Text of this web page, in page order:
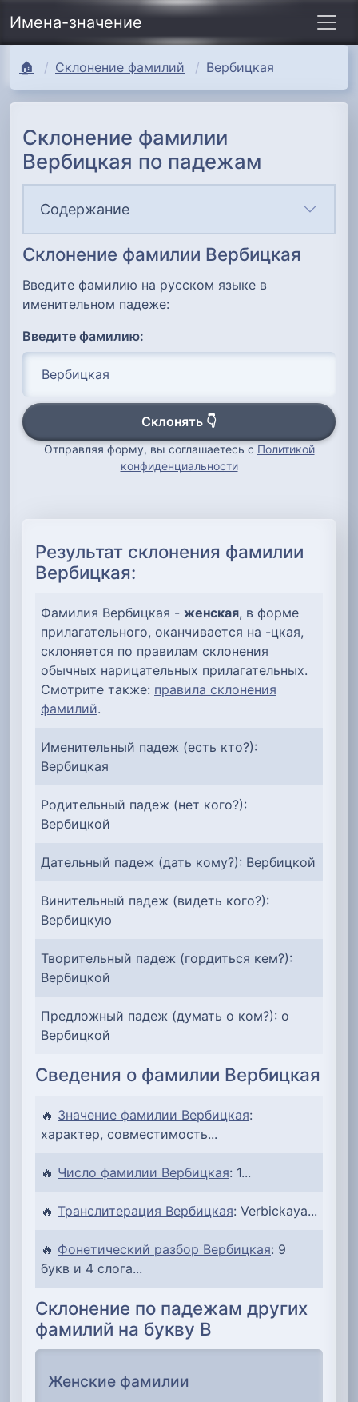
Имена-значение
🏠 Склонение фамилий Вербицкая
Склонение фамилии
Вербицкая по падежам
Содержание
Склонение фамилии Вербицкая
Введите фамилию на русском языке в
именительном падеже:
Введите фамилию:
Склонять 👇
Отправляя форму, вы соглашаетесь с Политикой
конфиденциальности
Результат склонения фамилии
Вербицкая:
Фамилия Вербицкая - женская, в форме
прилагательного, оканчивается на -цкая,
склоняется по правилам склонения
обычных нарицательных прилагательных.
Смотрите также: правила склонения
фамилий.
Именительный падеж (есть кто?):
Вербицкая
Родительный падеж (нет кого?):
Вербицкой
Дательный падеж (дать кому?): Вербицкой
Винительный падеж (видеть кого?):
Вербицкую
Творительный падеж (гордиться кем?):
Вербицкой
Предложный падеж (думать о ком?): о
Вербицкой
Сведения о фамилии Вербицкая
🔥 Значение фамилии Вербицкая:
характер, совместимость...
🔥 Число фамилии Вербицкая: 1...
🔥 Транслитерация Вербицкая: Verbickaya...
🔥 Фонетический разбор Вербицкая: 9
букв и 4 слога...
Склонение по падежам других
фамилий на букву В
Женские фамилии